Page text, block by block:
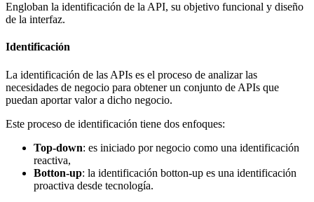
Engloban la identificación de la API, su objetivo funcional y diseño
de la interfaz.
Identificación
La identificación de las APIs es el proceso de analizar las
necesidades de negocio para obtener un conjunto de APIs que
puedan aportar valor a dicho negocio.
Este proceso de identificación tiene dos enfoques:
Top-down: es iniciado por negocio como una identificación
reactiva,
Botton-up: la identificación botton-up es una identificación
proactiva desde tecnología.